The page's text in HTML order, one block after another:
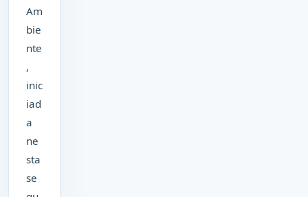
Am
bie
nte
,
inic
iad
a
ne
sta
se